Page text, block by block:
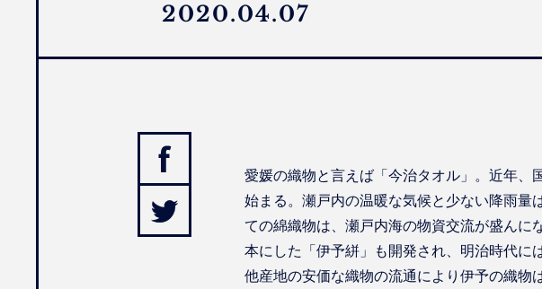
2020.04.07
愛媛の織物と言えば「今治タオル」。近年、
始まる。瀬戸内の温暖な気候と少ない降雨量
ての綿織物は、瀬戸内海の物資交流が盛ん
本にした「伊予絣」も開発され、明治時代
他産地の安価な織物の流通により伊予の織物